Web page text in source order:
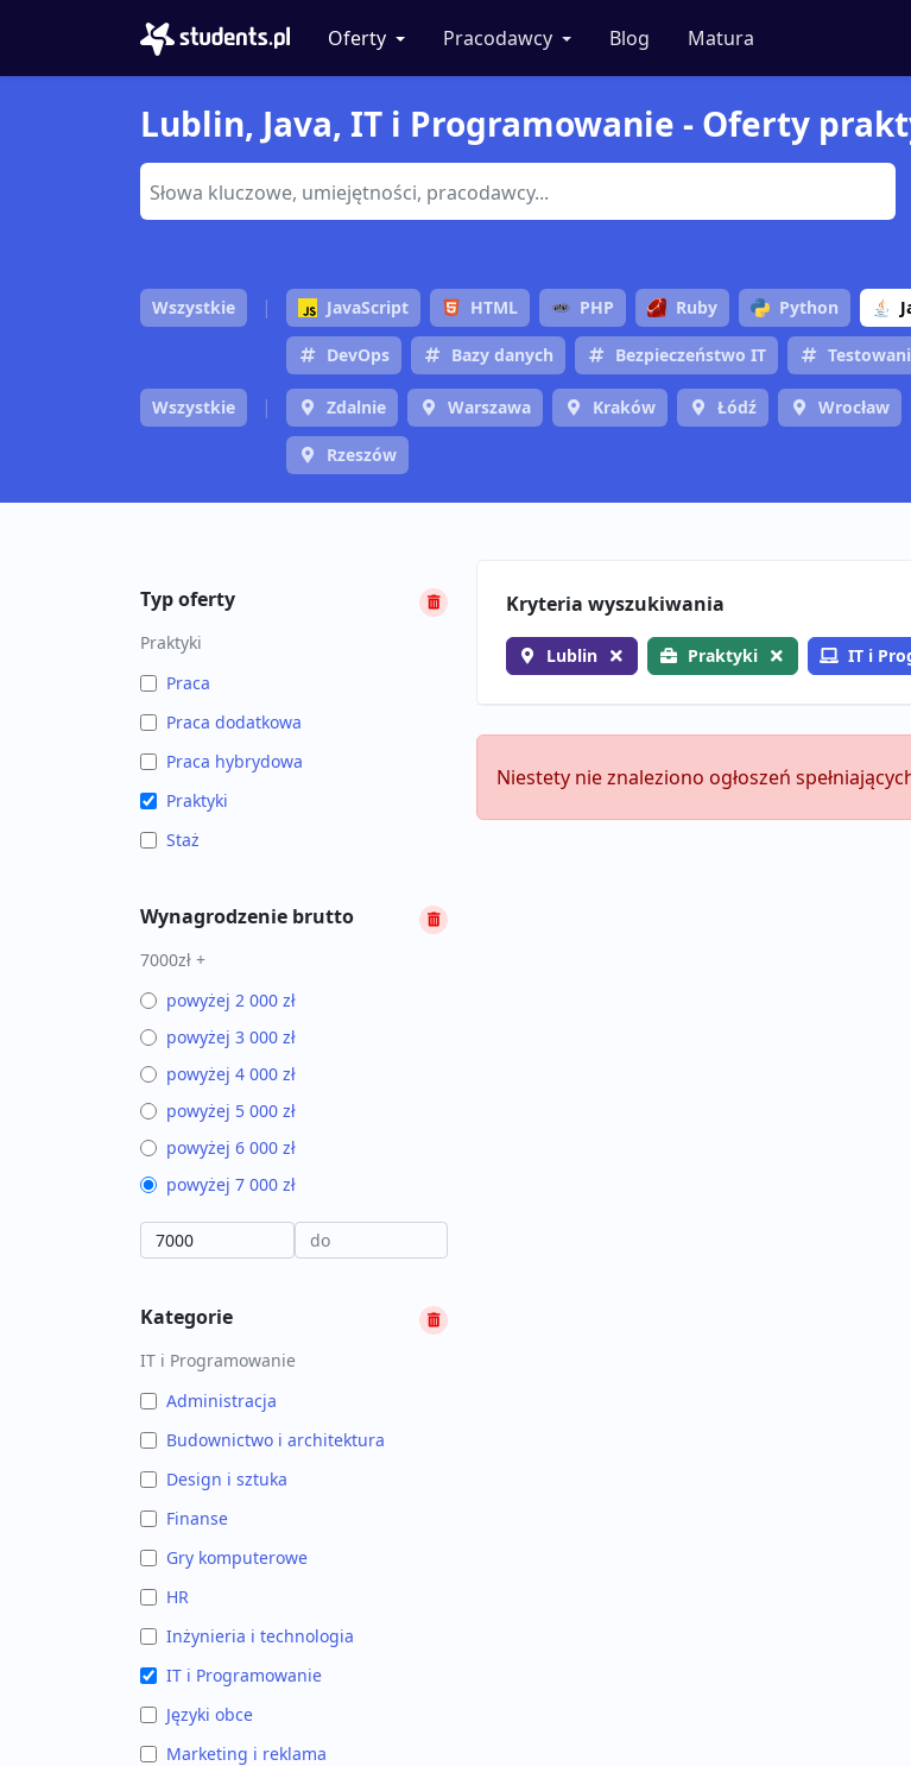
Oferty Pracodawcy Blog Matura
Lublin, Java, IT i Programowanie - Oferty
Wszystkie JavaScript HTML PHP Ruby Python
DevOps Bazy danych Bezpieczeństwo IT
Wszystkie Zdalnie Warszawa Kraków Łódź Wrocław
Rzeszów
Typ oferty
Praktyki
Praca
Praca dodatkowa
Praca hybrydowa
Praktyki
Staż
Wynagrodzenie brutto
7000zł +
powyżej 2 000 zł
powyżej 3 000 zł
powyżej 4 000 zł
powyżej 5 000 zł
powyżej 6 000 zł
powyżej 7 000 zł
Kategorie
IT i Programowanie
Administracja
Budownictwo i architektura
Design i sztuka
Finanse
Gry komputerowe
HR
Inżynieria i technologia
IT i Programowanie
Języki obce
Marketing i reklama
Kryteria wyszukiwania
Lublin Praktyki IT i
Niestety nie znaleziono ogłoszeń